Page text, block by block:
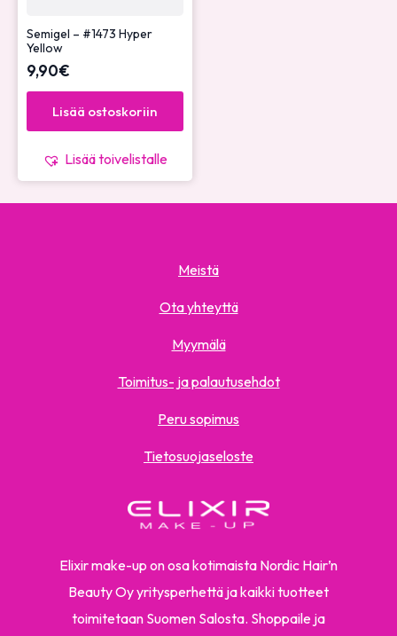
Semigel – #1473 Hyper
Yellow
9,90€
Lisää ostoskoriin
Lisää toivelistalle
Elixir make-up on osa kotimaista Nordic Hair’n
Beauty Oy yritysperhettä ja kaikki tuotteet
toimitetaan Suomen Salosta. Shoppaile ja
Meistä
Ota yhteyttä
Myymälä
Toimitus- ja palautusehdot
Peru sopimus
Tietosuojaseloste